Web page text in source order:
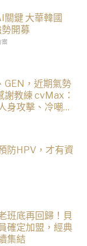
鍵 大華韓國
開募
案
GEN，近期氣勢
謝教練 cvMax：
身攻擊、冷嘲熱
防HPV，才有資
班底再回歸！貝
確定加盟，經典
集結